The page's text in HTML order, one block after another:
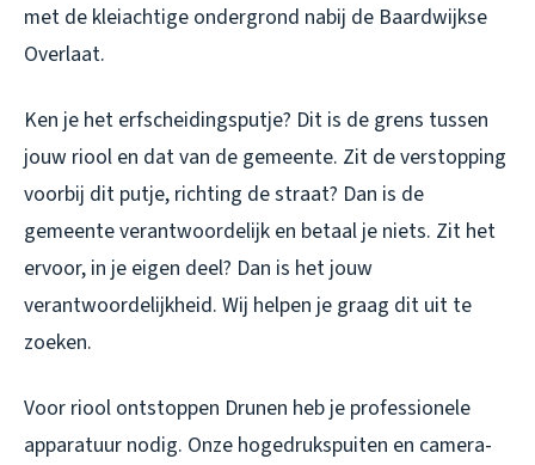
met de kleiachtige ondergrond nabij de Baardwijkse
Overlaat.
Ken je het erfscheidingsputje? Dit is de grens tussen
jouw riool en dat van de gemeente. Zit de verstopping
voorbij dit putje, richting de straat? Dan is de
gemeente verantwoordelijk en betaal je niets. Zit het
ervoor, in je eigen deel? Dan is het jouw
verantwoordelijkheid. Wij helpen je graag dit uit te
zoeken.
Voor riool ontstoppen Drunen heb je professionele
apparatuur nodig. Onze hogedrukspuiten en camera-